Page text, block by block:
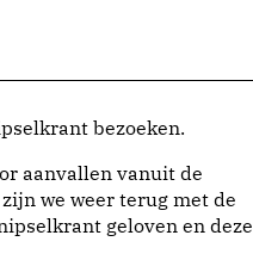
bezoeken.
aanvallen vanuit de
we weer terug met de
geloven en deze